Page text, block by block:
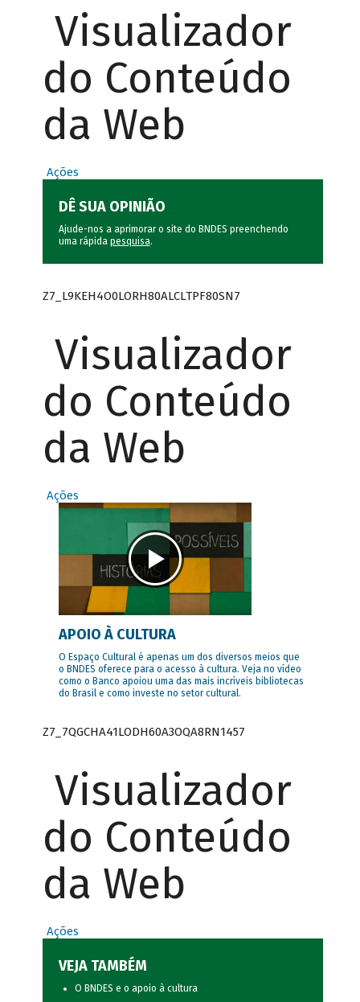
Visualizador
do Conteúdo
da Web
Ações
DÊ SUA OPINIÃO
Ajude-nos a aprimorar o site do BNDES preenchendo
uma rápida pesquisa.
Z7_L9KEH4O0LORH80ALCLTPF80SN7
Visualizador
do Conteúdo
da Web
Ações
APOIO À CULTURA
O Espaço Cultural é apenas um dos diversos meios que
o BNDES oferece para o acesso à cultura. Veja no vídeo
como o Banco apoiou uma das mais incríveis bibliotecas
do Brasil e como investe no setor cultural.
Z7_7QGCHA41LODH60A3OQA8RN1457
Visualizador
do Conteúdo
da Web
Ações
VEJA TAMBÉM
O BNDES e o apoio à cultura